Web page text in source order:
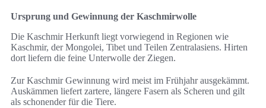
Ursprung und Gewinnung der Kaschmirwolle
Die Kaschmir Herkunft liegt vorwiegend in Regionen wie
Kaschmir, der Mongolei, Tibet und Teilen Zentralasiens. Hirten
dort liefern die feine Unterwolle der Ziegen.
Zur Kaschmir Gewinnung wird meist im Frühjahr ausgekämmt.
Auskämmen liefert zartere, längere Fasern als Scheren und gilt
als schonender für die Tiere.